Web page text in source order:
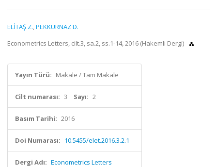
ELİTAŞ Z.,PEKKURNAZ D.
Econometrics Letters, cilt.3, sa.2, ss.1-14, 2016 (Hakemli Dergi)
Yayın Türü: Makale / Tam Makale
Cilt numarası: 3 Sayı: 2
Basım Tarihi: 2016
Doi Numarası: 10.5455/elet.2016.3.2.1
Dergi Adı: Econometrics Letters